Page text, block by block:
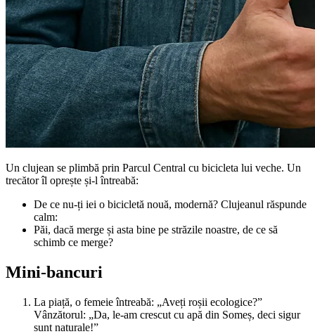
Un clujean se plimbă prin Parcul Central cu bicicleta lui veche. Un
trecător îl oprește și-l întreabă:
De ce nu-ți iei o bicicletă nouă, modernă? Clujeanul răspunde
calm:
Păi, dacă merge și asta bine pe străzile noastre, de ce să
schimb ce merge?
Mini-bancuri
La piață, o femeie întreabă: „Aveți roșii ecologice?”
Vânzătorul: „Da, le-am crescut cu apă din Someș, deci sigur
sunt naturale!”